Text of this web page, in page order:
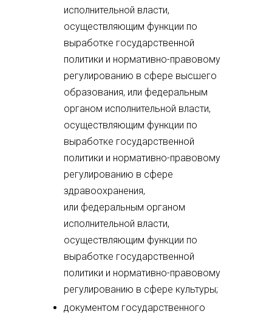
исполнительной власти,
осуществляющим функции по
выработке государственной
политики и нормативно-правовому
регулированию в сфере высшего
образования, или федеральным
органом исполнительной власти,
осуществляющим функции по
выработке государственной
политики и нормативно-правовому
регулированию в сфере
здравоохранения,
или федеральным органом
исполнительной власти,
осуществляющим функции по
выработке государственной
политики и нормативно-правовому
регулированию в сфере культуры;
документом государственного